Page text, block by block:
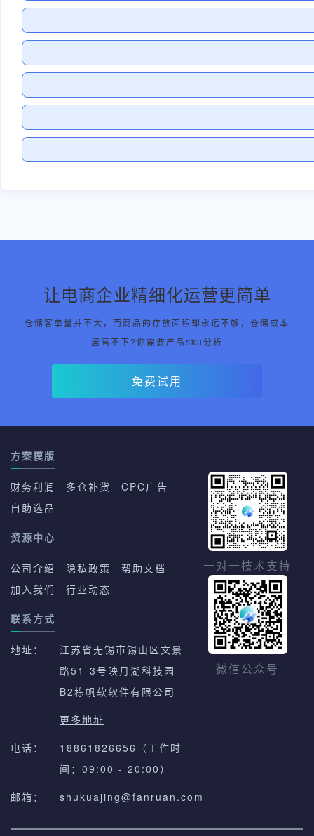
让电商企业精细化运营更简单
仓储客单量并不大，而商品的存放面积却永远不够，仓储成本
居高不下?你需要产品sku分析
免费试用
方案模版
财务利润 多仓补货
CPC广告
自助选品
资源中心
公司介绍 隐私政策
帮助文档
加入我们
行业动态
联系方式
地址：
江苏省无锡市锡山区文景
路51-3号映月湖科技园
B2栋帆软软件有限公司
更多地址
电话：
18861826656（工作时
间：09:00 - 20:00）
邮箱：
shukuajing@fanruan.com
一对一技术支持
微信公众号